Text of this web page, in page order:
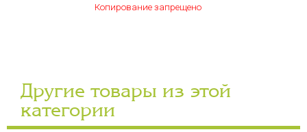
Копирование запрещено
Другие товары из этой
категории